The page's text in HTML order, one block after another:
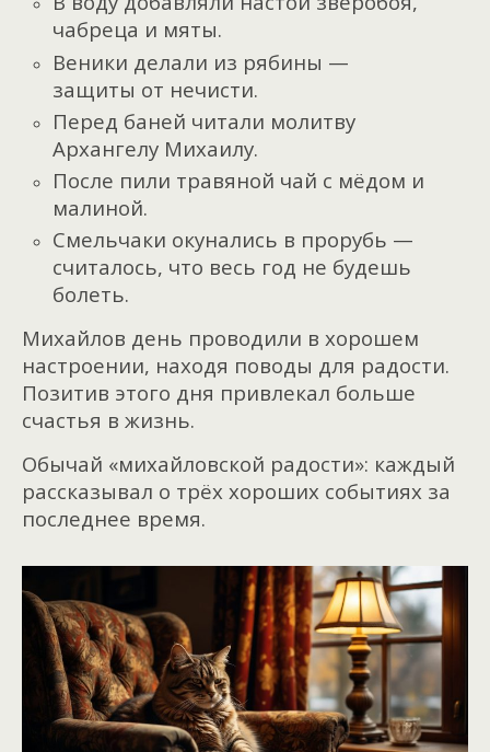
чабреца и мяты.
Веники делали из рябины —
защиты от нечисти.
Перед баней читали молитву
Архангелу Михаилу.
После пили травяной чай с мёдом и
малиной.
Смельчаки окунались в прорубь —
считалось, что весь год не будешь
болеть.
Михайлов день проводили в хорошем
настроении, находя поводы для радости.
Позитив этого дня привлекал больше
счастья в жизнь.
Обычай «михайловской радости»: каждый
рассказывал о трёх хороших событиях за
последнее время.